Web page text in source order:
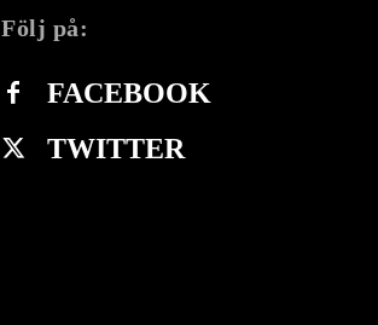
Följ på:
FACEBOOK
TWITTER